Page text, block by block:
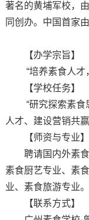
著名的黄埔军校，
同创办。中国首家
【办学宗旨】
“培养素食人才
【学校任务】
“研究探索素
人才、建设营销共
【师资与专业】
聘请国内外素
素食厨艺专业、素
业、素食旅游专业。
【联系方式】